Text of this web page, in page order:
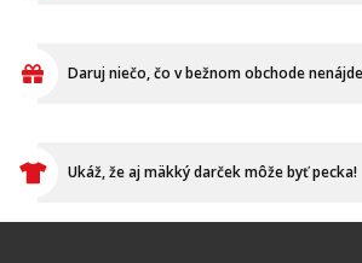
Ukáž, že aj mäkký darček môže byť pecka!